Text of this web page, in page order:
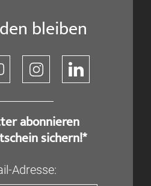
bleiben
abonnieren
sichern!*
Adresse: